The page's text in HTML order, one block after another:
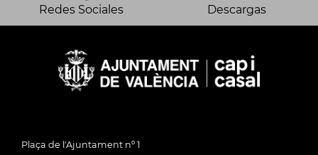
Redes Sociales Descargas
Plaça de l'Ajuntament nº 1